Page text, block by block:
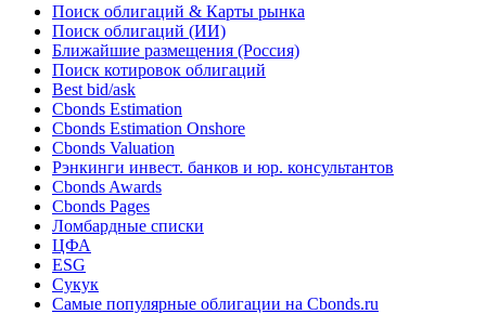
Поиск облигаций & Карты рынка
Поиск облигаций (ИИ)
Ближайшие размещения (Россия)
Поиск котировок облигаций
Best bid/ask
Cbonds Estimation
Cbonds Estimation Onshore
Cbonds Valuation
Рэнкинги инвест. банков и юр. консультантов
Cbonds Awards
Cbonds Pages
Ломбардные списки
ЦФА
ESG
Сукук
Самые популярные облигации на Cbonds.ru